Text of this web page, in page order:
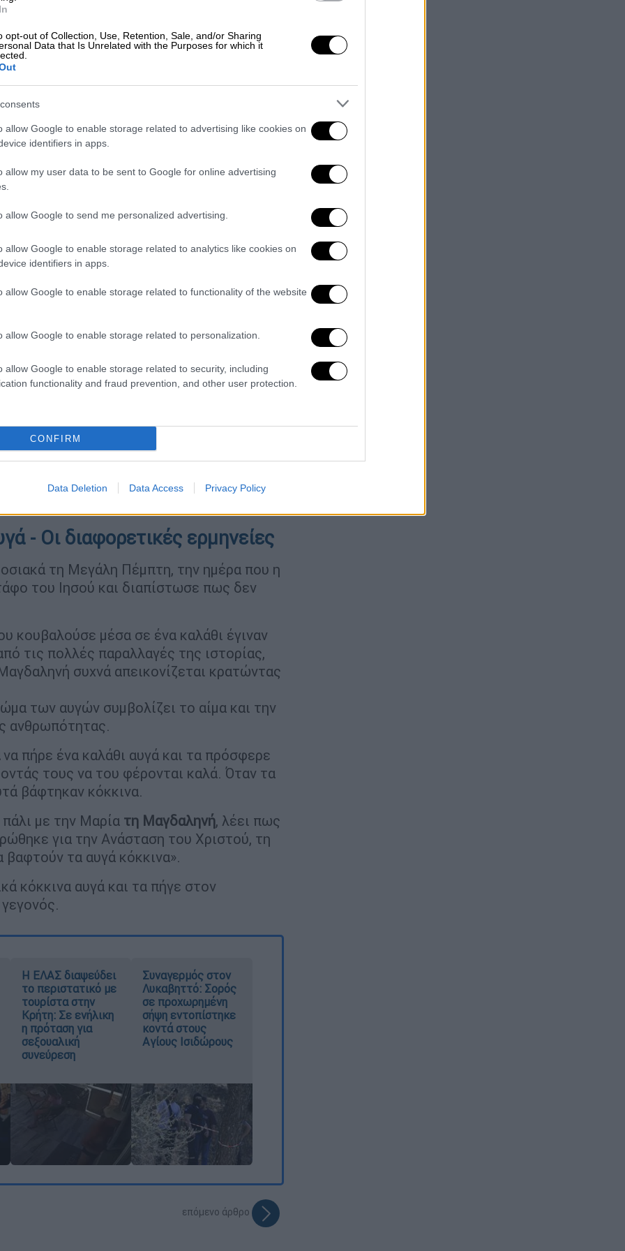
opt-out of Collection, Use, Retention, Sale, and/or Sharing
Data that Is Unrelated with the Purposes for which it
allow Google to enable storage related to advertising like cookies on
identifiers in apps.
allow my user data to be sent to Google for online advertising
allow Google to send me personalized advertising.
allow Google to enable storage related to analytics like cookies on
identifiers in apps.
allow Google to enable storage related to functionality of the website
allow Google to enable storage related to personalization.
allow Google to enable storage related to security, including
functionality and fraud prevention, and other user protection.
CONFIRM
Data Deletion Data Access Privacy Policy
μέσα σε ασημένιο σεντούκι,
αρχή των πασχαλινών εορτασμών.
τα καλά, καθώς ακόμα και οι χωρικοί
αυγά ως δώρα, σημειώνει η εφημερίδα
συνέχισαν να βάφουν αυγά για να
περιόδου.
μολύνθηκε με τη
από λοίμωξη με Δέλτα
το κλεινόν άστυ - Πάσχα στο
του ΕΝΦΙΑ - Πότε θα ανέβουν
και την κρατούσε για να μην
- Οι διαφορετικές ερμηνείες
τη Μεγάλη Πέμπτη, την ημέρα που η
του Ιησού και διαπίστωσε πως δεν
κουβαλούσε μέσα σε ένα καλάθι έγιναν
τις πολλές παραλλαγές της ιστορίας,
συχνά απεικονίζεται κρατώντας
των αυγών συμβολίζει το αίμα και την
ανθρωπότητας.
να πήρε ένα καλάθι αυγά και τα πρόσφερε
τους να του φέρονται καλά. Όταν τα
βάφτηκαν κόκκινα.
πάλι με την Μαρία τη Μαγδαληνή, λέει πως
για την Ανάσταση του Χριστού, τη
τα αυγά κόκκινα».
κόκκινα αυγά και τα πήγε στον
Η ΕΛΑΣ διαψεύδει
το περιστατικό με
τουρίστα στην
Κρήτη: Σε ενήλικη
η πρόταση για
σεξουαλική
συνεύρεση
Συναγερμός στον
Λυκαβηττό: Σορός
σε προχωρημένη
σήψη εντοπίστηκε
κοντά στους
Αγίους Ισιδώρους
επόμενο άρθρο